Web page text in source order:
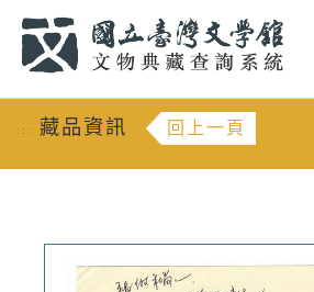
::: 藏品資訊 回上一頁